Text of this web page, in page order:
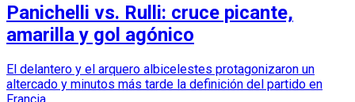
Panichelli vs. Rulli: cruce picante,
amarilla y gol agónico
El delantero y el arquero albicelestes protagonizaron un
altercado y minutos más tarde la definición del partido en
Francia.